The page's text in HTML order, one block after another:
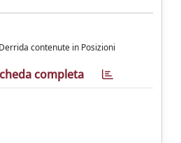
contenute in Posizioni
completa